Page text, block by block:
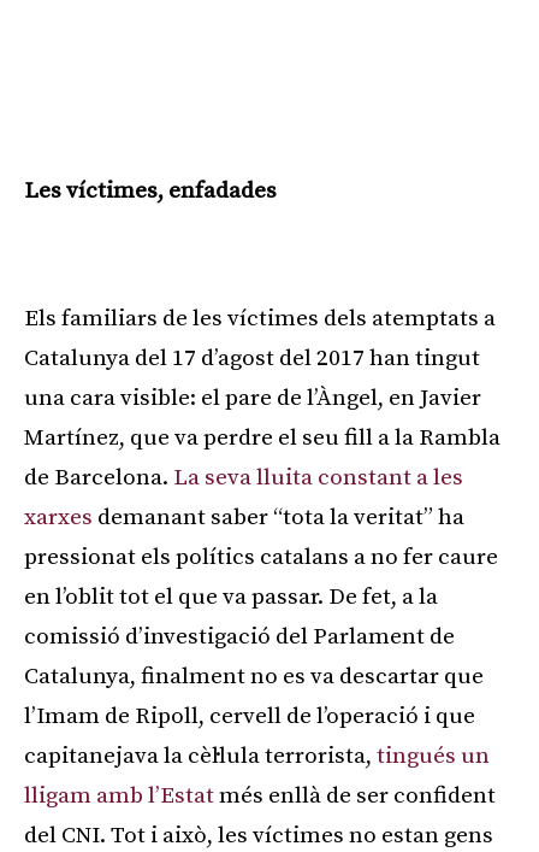
Les víctimes, enfadades
Els familiars de les víctimes dels atemptats a
Catalunya del 17 d’agost del 2017 han tingut
una cara visible: el pare de l’Àngel, en Javier
Martínez, que va perdre el seu fill a la Rambla
de Barcelona. La seva lluita constant a les
xarxes demanant saber “tota la veritat” ha
pressionat els polítics catalans a no fer caure
en l’oblit tot el que va passar. De fet, a la
comissió d’investigació del Parlament de
Catalunya, finalment no es va descartar que
l’Imam de Ripoll, cervell de l’operació i que
capitanejava la cèl·lula terrorista, tingués un
lligam amb l’Estatmés enllà de ser confident
del CNI. Tot i això, les víctimes no estan gens